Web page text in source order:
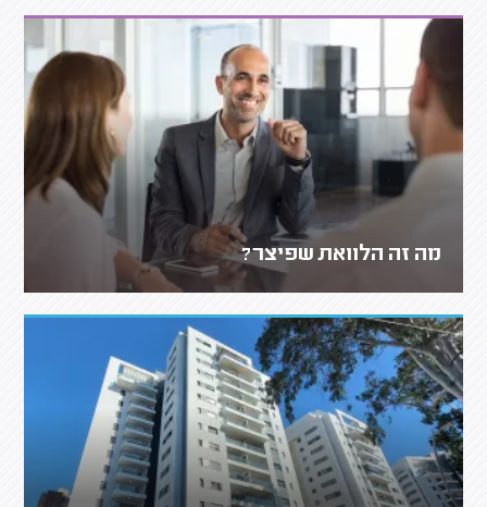
מה זה הלוואת שפיצר?